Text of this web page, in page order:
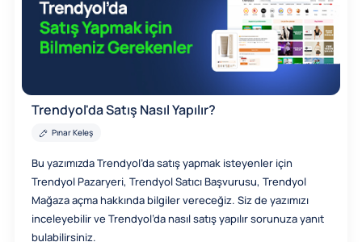
Trendyol'da Satış Nasıl Yapılır?
Pınar Keleş
Bu yazımızda Trendyol’da satış yapmak isteyenler için
Trendyol Pazaryeri, Trendyol Satıcı Başvurusu, Trendyol
Mağaza açma hakkında bilgiler vereceğiz. Siz de yazımızı
inceleyebilir ve Trendyol’da nasıl satış yapılır sorunuza yanıt
bulabilirsiniz.